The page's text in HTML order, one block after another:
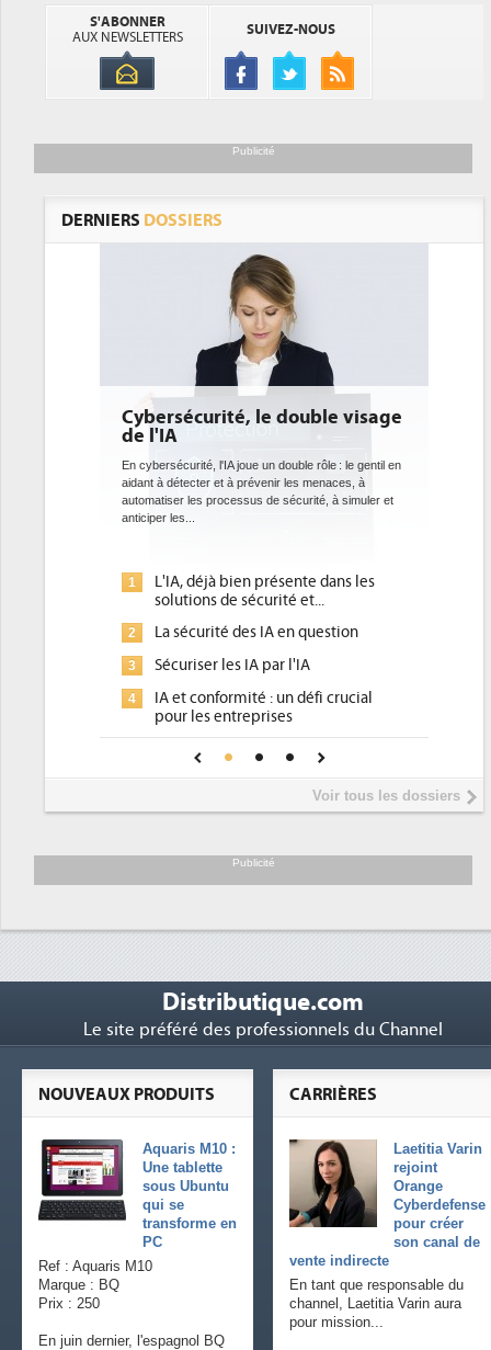
S'ABONNER
AUX NEWSLETTERS
SUIVEZ-NOUS
Publicité
DERNIERS DOSSIERS
le double visage
un double rôle : le gentil en
les menaces, à
de sécurité, à simuler et
présente dans les
: un défi crucial
DEE: l'efficacité énergétique
bientôt une obligation pour
datacenters
Des datacenters plus durables et plus efficaces,
ce que recherchent les pouvoirs publics européens
1
Qu'est-ce que la DEE (directive
d'efficacité énergétique) ?
2
DEE, une pression administrative
place pour répondre à...
Phocea DC dans les cordes pour la
DEE
Interview de Fabrice Coquio,
président de Digital Realty...
soutient les...
Voir tous les dossiers
Publicité
Distributique.com
Le site préféré des professionnels du Channel
CARRIÈRES
Laetitia Varin
rejoint
Orange
Cyberdefense
pour créer
son canal de
vente indirecte
En tant que responsable du
channel, Laetitia Varin aura
pour mission...
NOUVEAUX PRODUITS
Aquaris M10 :
Une tablette
sous Ubuntu
qui se
transforme en
PC
Ref : Aquaris M10
Marque : BQ
Prix : 250
En juin dernier, l'espagnol BQ